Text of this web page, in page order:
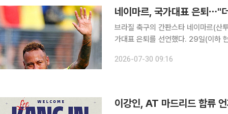
네이마르, 국가대표 은퇴⋯"
브라질 축구의 간판스타 네이마르(산
가대표 은퇴를 선언했다. 29일(이하 현지시간) 로이터통신에 따르면 네이마르는 이날 산투스의 코
2026-07-30 09:16
이강인, AT 마드리드 합류